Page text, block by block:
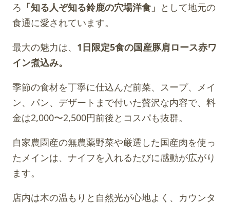
ろ 「知る人ぞ知る鈴鹿の穴場洋食」 として地元の
食通に愛されています。
最大の魅力は、 1日限定5食の国産豚肩ロース赤ワ
イン煮込み。
季節の食材を丁寧に仕込んだ前菜、スープ、メイ
ン、パン、デザートまで付いた贅沢な内容で、料
金は2,000〜2,500円前後とコスパも抜群。
自家農園産の無農薬野菜や厳選した国産肉を使っ
たメインは、ナイフを入れるたびに感動が広がり
ます。
店内は木の温もりと自然光が心地よく、カウンタ